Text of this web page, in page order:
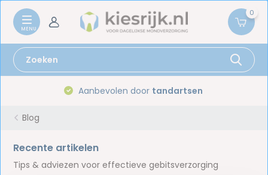
0
Aanbevolen door tandartsen
Blog
Recente artikelen
Tips & adviezen voor effectieve gebitsverzorging